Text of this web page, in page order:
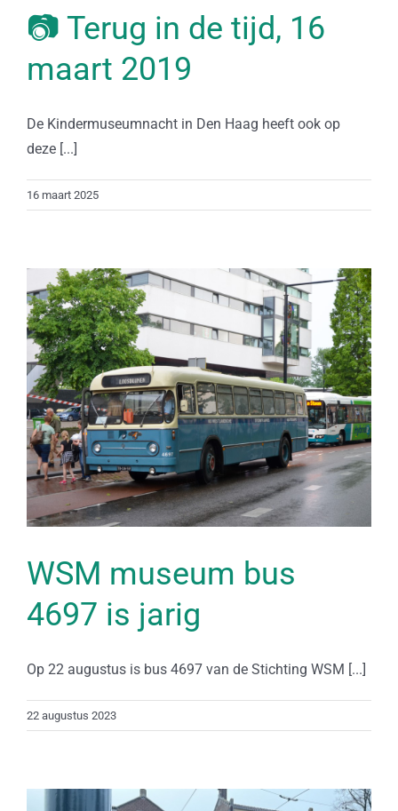
📷 Terug in de tijd, 16
maart 2019
De Kindermuseumnacht in Den Haag heeft ook op
deze [...]
16 maart 2025
WSM museum bus
4697 is jarig
Op 22 augustus is bus 4697 van de Stichting WSM [...]
22 augustus 2023